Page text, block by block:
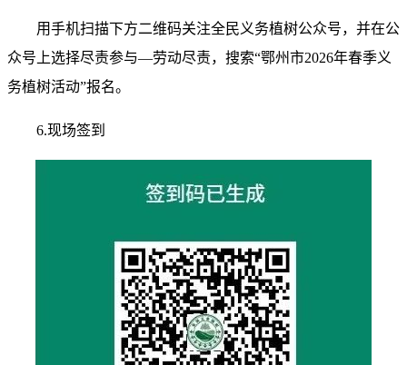
用手机扫描下方二维码关注全民义务植树公众号，并在公
众号上选择尽责参与—劳动尽责，搜索“鄂州市2026年春季义
务植树活动”报名。
6.现场签到